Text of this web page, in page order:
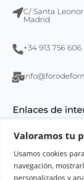
Valoramos tu
Usamos cookies
navegación,
personalizados y
C/ Santa
Madrid
+34 913 756
Enlaces de
Tienda online
Noticias
Catálogo de cursos